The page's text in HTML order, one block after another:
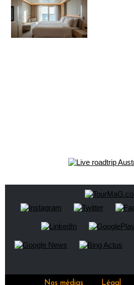
Nos médias Légal